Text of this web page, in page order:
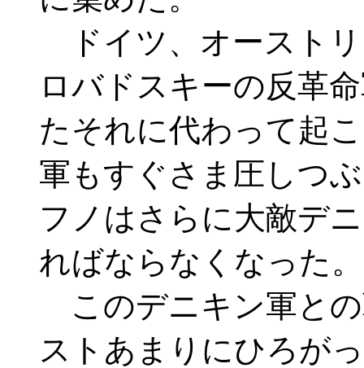
ドイツ、オースト
ロバドスキーの反革
たそれに代わって起
軍もすぐさま圧しつ
フノはさらに大敵デ
ればならなくなった。
このデニキン軍と
ストあまりにひろが